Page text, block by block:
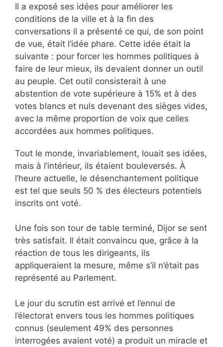
Il a exposé ses idées pour améliorer les
conditions de la ville et à la fin des
conversations il a présenté ce qui, de son point
de vue, était l’idée phare. Cette idée était la
suivante : pour forcer les hommes politiques à
faire de leur mieux, ils devaient donner un outil
au peuple. Cet outil consisterait à une
abstention de vote supérieure à 15% et à des
votes blancs et nuls devenant des sièges vides,
avec la même proportion de voix que celles
accordées aux hommes politiques.
Tout le monde, invariablement, louait ses idées,
mais à l’intérieur, ils étaient bouleversés. À
l’heure actuelle, le désenchantement politique
est tel que seuls 50 % des électeurs potentiels
inscrits ont voté.
Une fois son tour de table terminé, Dijor se sent
très satisfait. Il était convaincu que, grâce à la
réaction de tous les dirigeants, ils
appliqueraient la mesure, même s’il n’était pas
représenté au Parlement.
Le jour du scrutin est arrivé et l’ennui de
l’électorat envers tous les hommes politiques
connus (seulement 49% des personnes
interrogées avaient voté) a produit un miracle et